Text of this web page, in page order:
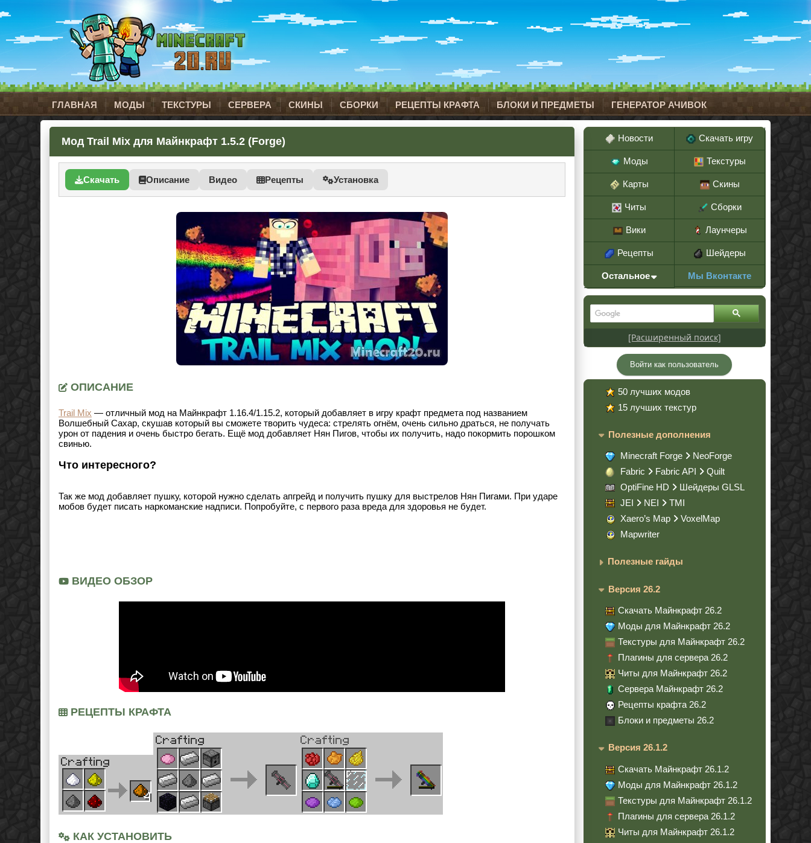
ГЛАВНАЯ МОДЫ ТЕКСТУРЫ СЕРВЕРА СКИНЫ СБОРКИ РЕЦЕПТЫ КРАФТА БЛОКИ И ПРЕДМЕТЫ ГЕНЕРАТОР АЧИВОК
Мод Trail Mix для Майнкрафт 1.5.2 (Forge)
Скачать Описание Видео Рецепты Установка
ОПИСАНИЕ
Trail Mix — отличный мод на Майнкрафт 1.16.4/1.15.2, который добавляет в игру крафт предмета под названием
Волшебный Сахар, скушав который вы сможете творить чудеса: стрелять огнём, очень сильно драться, не получать
урон от падения и очень быстро бегать. Ещё мод добавляет Нян Пигов, чтобы их получить, надо покормить порошком
свинью.
Что интересного?
Так же мод добавляет пушку, которой нужно сделать апгрейд и получить пушку для выстрелов Нян Пигами. При ударе
мобов будет писать наркоманские надписи. Попробуйте, с первого раза вреда для здоровья не будет.
ВИДЕО ОБЗОР
РЕЦЕПТЫ КРАФТА
КАК УСТАНОВИТЬ
Новости Скачать игру
Моды Текстуры
Карты Скины
Читы Сборки
Вики Лаунчеры
Рецепты Шейдеры
Остальное Мы Вконтакте
[Расширенный поиск]
Войти как пользователь
50 лучших модов
15 лучших текстур
Полезные дополнения
Minecraft Forge
NeoForge
Fabric
Fabric API
Quilt
OptiFine HD
Шейдеры GLSL
JEI
NEI
TMI
Xaero’s Map
VoxelMap
Mapwriter
Полезные гайды
Версия 26.2
Скачать Майнкрафт 26.2
Моды для Майнкрафт 26.2
Текстуры для Майнкрафт 26.2
Плагины для сервера 26.2
Читы для Майнкрафт 26.2
Сервера Майнкрафт 26.2
Рецепты крафта 26.2
Блоки и предметы 26.2
Версия 26.1.2
Скачать Майнкрафт 26.1.2
Моды для Майнкрафт 26.1.2
Текстуры для Майнкрафт 26.1.2
Плагины для сервера 26.1.2
Читы для Майнкрафт 26.1.2